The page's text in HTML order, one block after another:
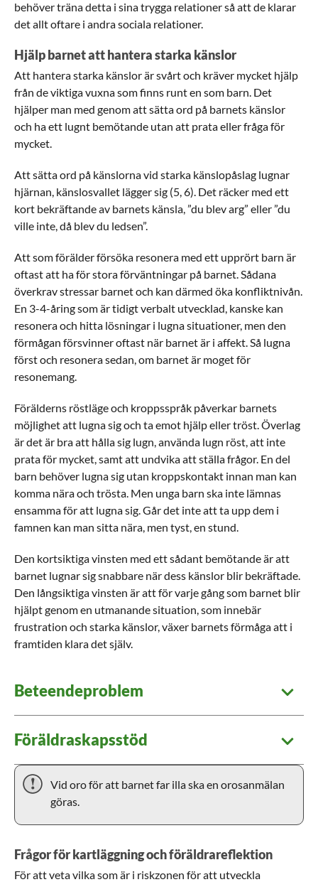
behöver träna detta i sina trygga relationer så att de klarar
det allt oftare i andra sociala relationer.
Hjälp barnet att hantera starka känslor
Att hantera starka känslor är svårt och kräver mycket hjälp
från de viktiga vuxna som finns runt en som barn. Det
hjälper man med genom att sätta ord på barnets känslor
och ha ett lugnt bemötande utan att prata eller fråga för
mycket.
Att sätta ord på känslorna vid starka känslopåslag lugnar
hjärnan, känslosvallet lägger sig (5, 6). Det räcker med ett
kort bekräftande av barnets känsla, ”du blev arg” eller ”du
ville inte, då blev du ledsen”.
Att som förälder försöka resonera med ett upprört barn är
oftast att ha för stora förväntningar på barnet. Sådana
överkrav stressar barnet och kan därmed öka konfliktnivån.
En 3-4-åring som är tidigt verbalt utvecklad, kanske kan
resonera och hitta lösningar i lugna situationer, men den
förmågan försvinner oftast när barnet är i affekt. Så lugna
först och resonera sedan, om barnet är moget för
resonemang.
Förälderns röstläge och kroppsspråk påverkar barnets
möjlighet att lugna sig och ta emot hjälp eller tröst. Överlag
är det är bra att hålla sig lugn, använda lugn röst, att inte
prata för mycket, samt att undvika att ställa frågor. En del
barn behöver lugna sig utan kroppskontakt innan man kan
komma nära och trösta. Men unga barn ska inte lämnas
ensamma för att lugna sig. Går det inte att ta upp dem i
famnen kan man sitta nära, men tyst, en stund.
Den kortsiktiga vinsten med ett sådant bemötande är att
barnet lugnar sig snabbare när dess känslor blir bekräftade.
Den långsiktiga vinsten är att för varje gång som barnet blir
hjälpt genom en utmanande situation, som innebär
frustration och starka känslor, växer barnets förmåga att i
framtiden klara det själv.
Beteendeproblem
Föräldraskapsstöd
Vid oro för att barnet far illa ska en orosanmälan
göras.
Frågor för kartläggning och föräldrareflektion
För att veta vilka som är i riskzonen för att utveckla